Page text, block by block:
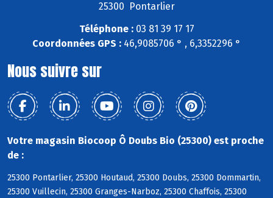
25300 Pontarlier
Téléphone :03 81 39 17 17
Coordonnées GPS : 46,9085706 ° , 6,3352296 °
Nous suivre sur
Votre magasin Biocoop Ô Doubs Bio (25300) est proche
de :
25300 Pontarlier, 25300 Houtaud, 25300 Doubs, 25300 Dommartin,
25300 Vuillecin, 25300 Granges-Narboz, 25300 Chaffois, 25300